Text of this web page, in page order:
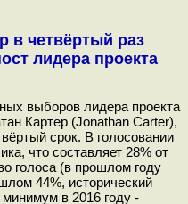
в четвёртый раз
лидера проекта
выборов лидера проекта
Картер (Jonathan Carter),
срок. В голосовании
что составляет 28% от
голоса (в прошлом году
44%, исторический
в 2016 году -